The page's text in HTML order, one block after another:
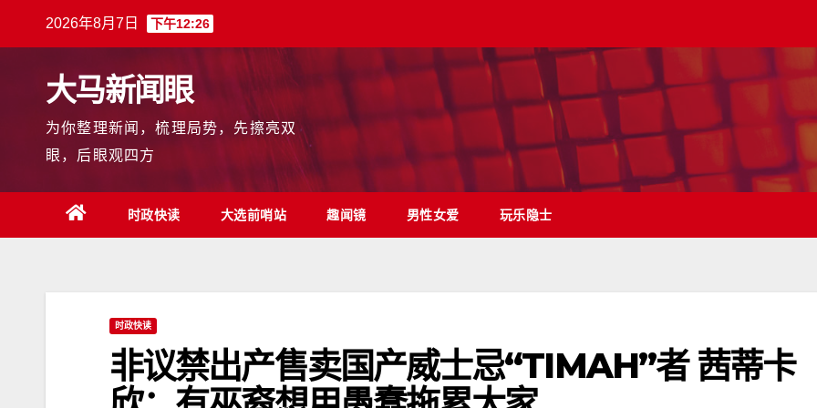
2026年8月7日 下午12:26
大马新闻眼
为你整理新闻，梳理局势，先擦亮双
眼，后眼观四方
时政快读 大选前哨站 趣闻镜 男性女爱 玩乐隐士
时政快读
非议禁出产售卖国产威士忌“TIMAH”者 茜蒂卡